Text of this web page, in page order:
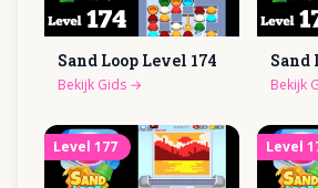
Sand Loop Level 174
Bekijk Gids →
Sand
Bekijk
Level 177 Level